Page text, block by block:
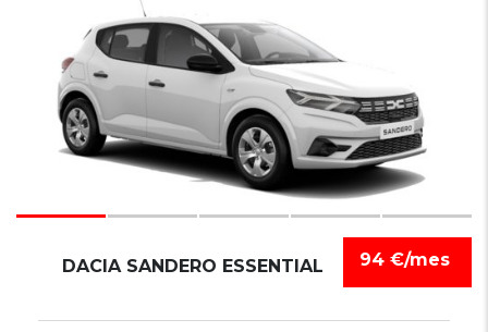
94 €/mes
DACIA SANDERO ESSENTIAL